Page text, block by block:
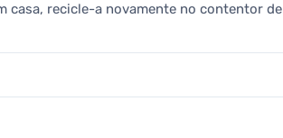
casa, recicle-a novamente no contentor de